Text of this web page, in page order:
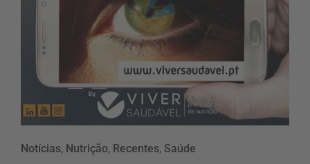
Notícias, Nutrição, Recentes, Saúde